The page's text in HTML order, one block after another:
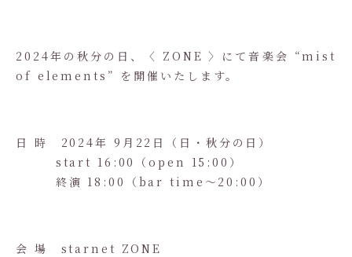
2024年の秋分の日、〈 ZONE 〉にて音楽会 “mist
of elements” を開催いたします。
日 時 2024年 9月22日（日・秋分の日）
start 16:00（open 15:00）
終演 18:00（bar time〜20:00）
会 場 starnet ZONE